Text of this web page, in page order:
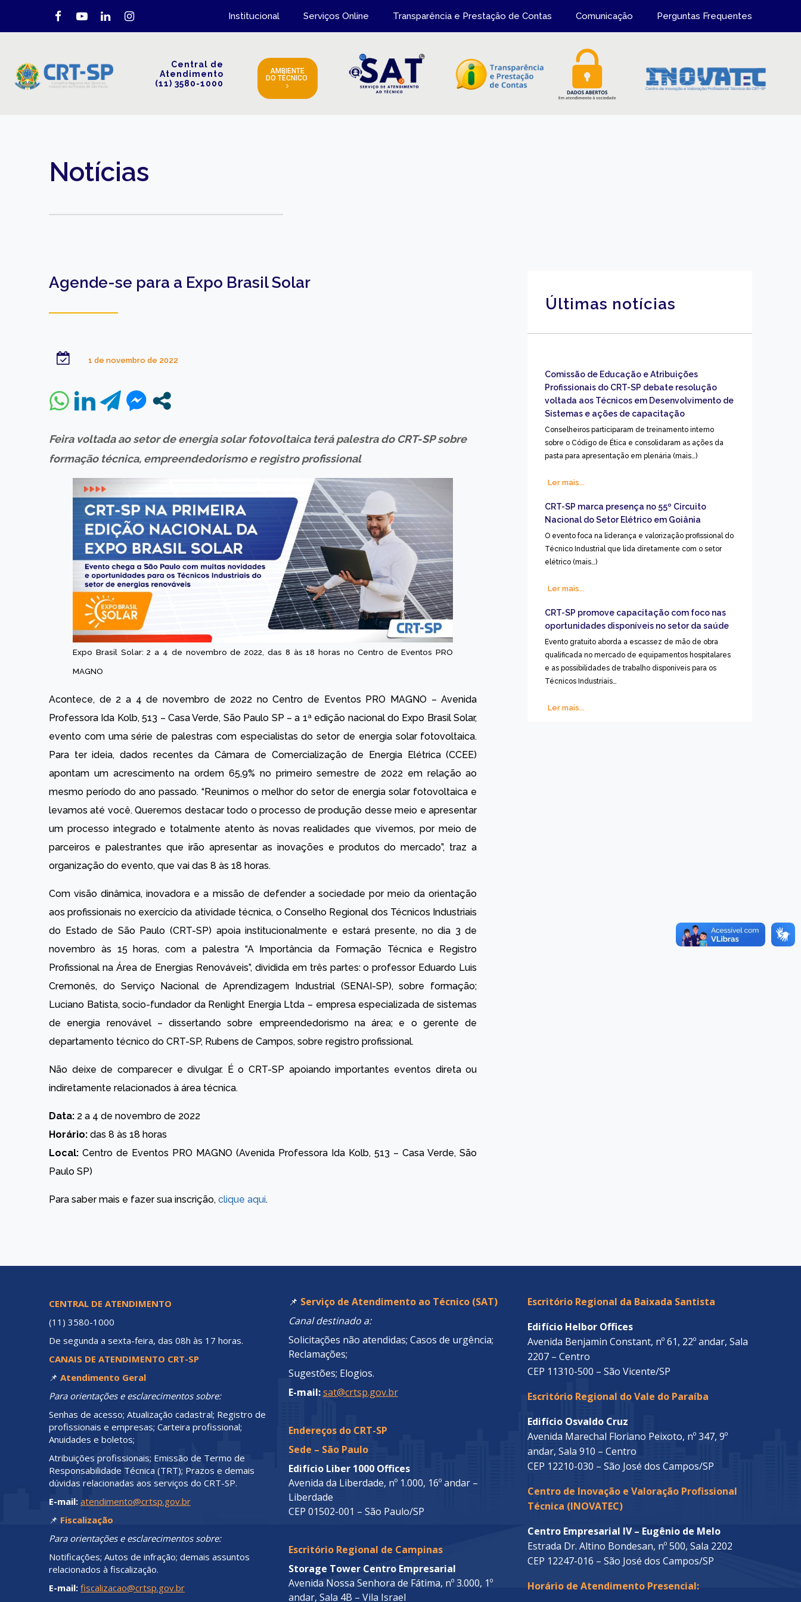
Institucional Serviços Online Transparência e Prestação de Contas Comunicação Perguntas Frequentes
Central de
Atendimento
(11) 3580-1000
AMBIENTE
DO TÉCNICO
Notícias
Agende-se para a Expo Brasil Solar
1 de novembro de 2022
Feira voltada ao setor de energia solar fotovoltaica terá palestra do CRT-SP sobre
formação técnica, empreendedorismo e registro profissional
Expo Brasil Solar: 2 a 4 de novembro de 2022, das 8 às 18 horas no Centro de Eventos PRO
MAGNO
Acontece, de 2 a 4 de novembro de 2022 no Centro de Eventos PRO MAGNO – Avenida
Professora Ida Kolb, 513 – Casa Verde, São Paulo SP – a 1ª edição nacional do Expo Brasil Solar,
evento com uma série de palestras com especialistas do setor de energia solar fotovoltaica.
Para ter ideia, dados recentes da Câmara de Comercialização de Energia Elétrica (CCEE)
apontam um acrescimento na ordem 65,9% no primeiro semestre de 2022 em relação ao
mesmo período do ano passado. “Reunimos o melhor do setor de energia solar fotovoltaica e
levamos até você. Queremos destacar todo o processo de produção desse meio e apresentar
um processo integrado e totalmente atento às novas realidades que vivemos, por meio de
parceiros e palestrantes que irão apresentar as inovações e produtos do mercado”, traz a
organização do evento, que vai das 8 às 18 horas.
Com visão dinâmica, inovadora e a missão de defender a sociedade por meio da orientação
aos profissionais no exercício da atividade técnica, o Conselho Regional dos Técnicos Industriais
do Estado de São Paulo (CRT-SP) apoia institucionalmente e estará presente, no dia 3 de
novembro às 15 horas, com a palestra “A Importância da Formação Técnica e Registro
Profissional na Área de Energias Renováveis”, dividida em três partes: o professor Eduardo Luis
Cremonês, do Serviço Nacional de Aprendizagem Industrial (SENAI-SP), sobre formação;
Luciano Batista, socio-fundador da Renlight Energia Ltda – empresa especializada de sistemas
de energia renovável – dissertando sobre empreendedorismo na área; e o gerente de
departamento técnico do CRT-SP, Rubens de Campos, sobre registro profissional.
Não deixe de comparecer e divulgar. É o CRT-SP apoiando importantes eventos direta ou
indiretamente relacionados à área técnica.
Data: 2 a 4 de novembro de 2022
Horário: das 8 às 18 horas
Local: Centro de Eventos PRO MAGNO (Avenida Professora Ida Kolb, 513 – Casa Verde, São
Paulo SP)
Para saber mais e fazer sua inscrição, clique aqui.
Últimas notícias
Comissão de Educação e Atribuições
Profissionais do CRT-SP debate resolução
voltada aos Técnicos em Desenvolvimento de
Sistemas e ações de capacitação
Conselheiros participaram de treinamento interno
sobre o Código de Ética e consolidaram as ações da
pasta para apresentação em plenária (mais…)
Ler mais...
CRT-SP marca presença no 55º Circuito
Nacional do Setor Elétrico em Goiânia
O evento foca na liderança e valorização profissional do
Técnico Industrial que lida diretamente com o setor
elétrico (mais…)
Ler mais...
CRT-SP promove capacitação com foco nas
oportunidades disponíveis no setor da saúde
Evento gratuito aborda a escassez de mão de obra
qualificada no mercado de equipamentos hospitalares
e as possibilidades de trabalho disponíveis para os
Técnicos Industriais…
Ler mais...
CENTRAL DE ATENDIMENTO
(11) 3580-1000
De segunda a sexta-feira, das 08h às 17 horas.
CANAIS DE ATENDIMENTO CRT-SP
📌 Atendimento Geral
Para orientações e esclarecimentos sobre:
Senhas de acesso; Atualização cadastral; Registro de
profissionais e empresas; Carteira profissional;
Anuidades e boletos;
Atribuições profissionais; Emissão de Termo de
Responsabilidade Técnica (TRT); Prazos e demais
dúvidas relacionadas aos serviços do CRT-SP.
E-mail: atendimento@crtsp.gov.br
📌 Fiscalização
Para orientações e esclarecimentos sobre:
Notificações; Autos de infração; demais assuntos
relacionados à fiscalização.
E-mail: fiscalizacao@crtsp.gov.br
📌 Serviço de Atendimento ao Técnico (SAT)
Canal destinado a:
Solicitações não atendidas; Casos de urgência;
Reclamações;
Sugestões; Elogios.
E-mail:sat@crtsp.gov.br
Endereços do CRT-SP
Sede – São Paulo
Edifício Liber 1000 Offices
Avenida da Liberdade, nº 1.000, 16º andar –
Liberdade
CEP 01502-001 – São Paulo/SP
Escritório Regional de Campinas
Storage Tower Centro Empresarial
Avenida Nossa Senhora de Fátima, nº 3.000, 1º
andar, Sala 4B – Vila Israel
Escritório Regional da Baixada Santista
Edifício Helbor Offices
Avenida Benjamin Constant, nº 61, 22º andar, Sala
2207 – Centro
CEP 11310-500 – São Vicente/SP
Escritório Regional do Vale do Paraíba
Edifício Osvaldo Cruz
Avenida Marechal Floriano Peixoto, nº 347, 9º
andar, Sala 910 – Centro
CEP 12210-030 – São José dos Campos/SP
Centro de Inovação e Valoração Profissional
Técnica (INOVATEC)
Centro Empresarial IV – Eugênio de Melo
Estrada Dr. Altino Bondesan, nº 500, Sala 2202
CEP 12247-016 – São José dos Campos/SP
Horário de Atendimento Presencial: